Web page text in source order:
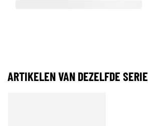
ARTIKELEN VAN DEZELFDE SERIE